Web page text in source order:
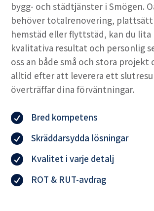
bygg- och städtjänster i Smögen.
behöver totalrenovering,
hemstäd eller flyttstäd, kan du lita
kvalitativa resultat och personlig
oss an både små och stora projekt
alltid efter att leverera ett
överträffar dina förväntningar.
 Bred kompetens
 Skräddarsydda lösningar
 Kvalitet i varje detalj
 ROT & RUT-avdrag